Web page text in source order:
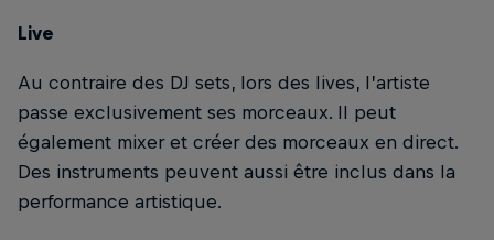
Live
Au contraire des DJ sets, lors des lives, l’artiste
passe exclusivement ses morceaux. Il peut
également mixer et créer des morceaux en direct.
Des instruments peuvent aussi être inclus dans la
performance artistique.